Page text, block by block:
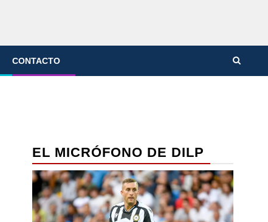
CONTACTO
EL MICRÓFONO DE DILP